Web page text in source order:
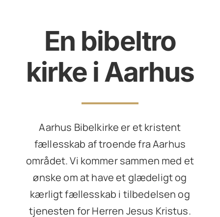
En bibeltro
kirke i Aarhus
Aarhus Bibelkirke er et kristent
fællesskab af troende fra Aarhus
området. Vi kommer sammen med et
ønske om at have et glædeligt og
kærligt fællesskab i tilbedelsen og
tjenesten for Herren Jesus Kristus.